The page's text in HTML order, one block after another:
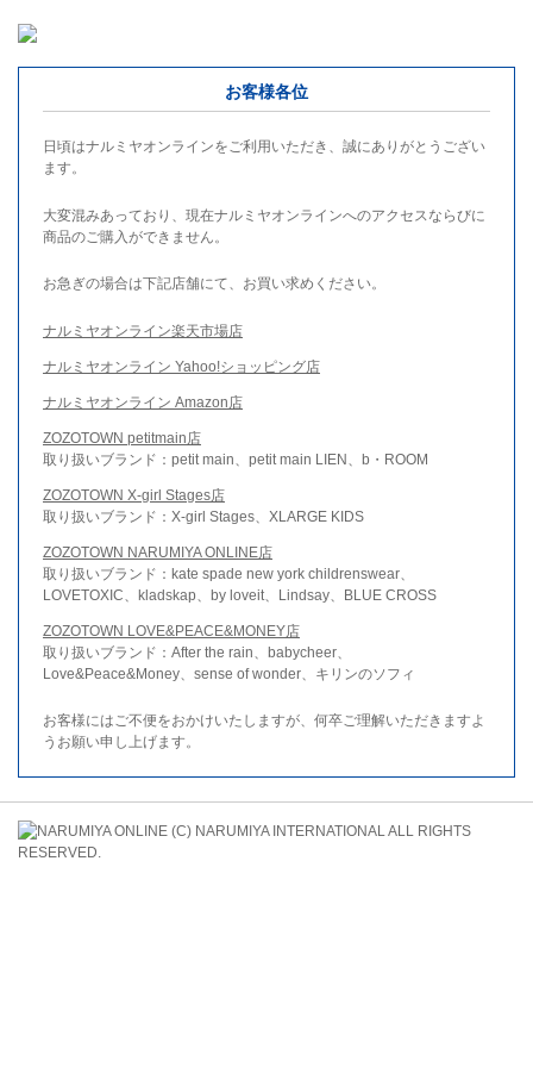
お客様各位
日頃はナルミヤオンラインをご利用いただき、誠にありがとうござい
ます。
大変混みあっており、現在ナルミヤオンラインへのアクセスならびに
商品のご購入ができません。
お急ぎの場合は下記店舗にて、お買い求めください。
ナルミヤオンライン楽天市場店
ナルミヤオンライン Yahoo!ショッピング店
ナルミヤオンライン Amazon店
ZOZOTOWN petitmain店
取り扱いブランド：petit main、petit main LIEN、b・ROOM
ZOZOTOWN X-girl Stages店
取り扱いブランド：X-girl Stages、XLARGE KIDS
ZOZOTOWN NARUMIYA ONLINE店
取り扱いブランド：kate spade new york childrenswear、
LOVETOXIC、kladskap、by loveit、Lindsay、BLUE CROSS
ZOZOTOWN LOVE&PEACE&MONEY店
取り扱いブランド：After the rain、babycheer、
Love&Peace&Money、sense of wonder、キリンのソフィ
お客様にはご不便をおかけいたしますが、何卒ご理解いただきますよ
うお願い申し上げます。